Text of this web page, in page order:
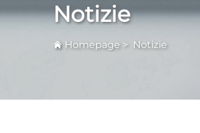
Notizie
Homepage > Notizie